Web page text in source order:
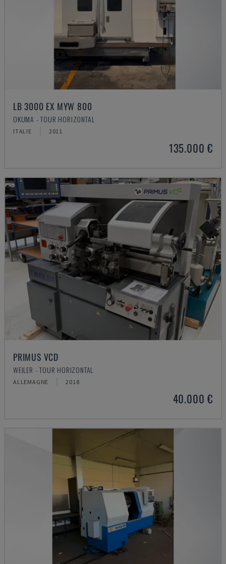
LB 3000 EX MYW 800
OKUMA - TOUR HORIZONTAL
ITALIE 2011
135.000 €
PRIMUS VCD
WEILER - TOUR HORIZONTAL
ALLEMAGNE 2018
40.000 €